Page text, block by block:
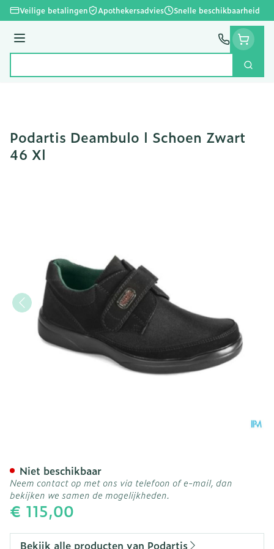
Ga naar de inhoud
Veilige betalingen Apothekersadvies Snelle beschikbaarheid
Menu
Zoek
Podartis Deambulo l Schoen Zwart
46 Xl
€ 115,00
Niet beschikbaar
Neem contact op met ons via telefoon of e-mail, dan
bekijken we samen de mogelijkheden.
Bekijk alle producten van Podartis